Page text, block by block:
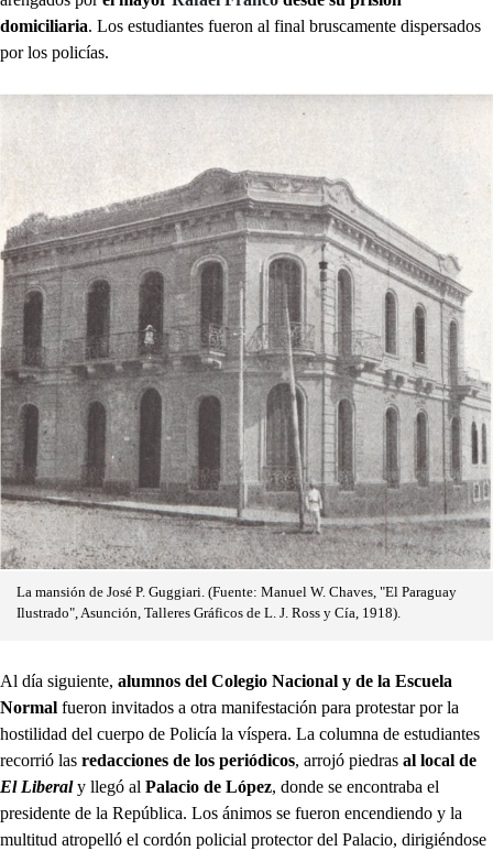
domiciliaria. Los estudiantes fueron al final bruscamente dispersados
por los policías.
La mansión de José P. Guggiari. (Fuente: Manuel W. Chaves, "El Paraguay
Ilustrado", Asunción, Talleres Gráficos de L. J. Ross y Cía, 1918).
Al día siguiente, alumnos del Colegio Nacional y de la Escuela
Normal fueron invitados a otra manifestación para protestar por la
hostilidad del cuerpo de Policía la víspera. La columna de estudiantes
recorrió las redacciones de los periódicos, arrojó piedras al local de
El Liberal y llegó al Palacio de López, donde se encontraba el
presidente de la República. Los ánimos se fueron encendiendo y la
multitud atropelló el cordón policial protector del Palacio, dirigiéndose